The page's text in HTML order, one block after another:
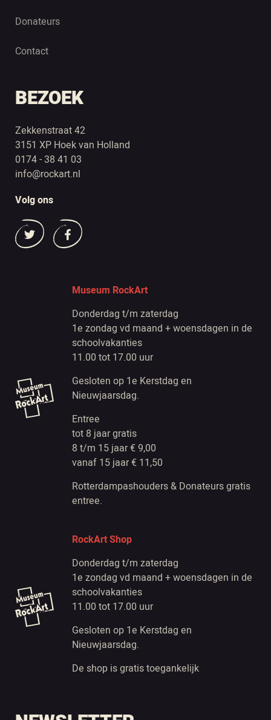
Donateurs
Contact
BEZOEK
Zekkenstraat 42
3151 XP Hoek van Holland
0174 - 38 41 03
info@rockart.nl
Volg ons
Museum RockArt
Donderdag t/m zaterdag
1e zondag vd maand + woensdagen in de
schoolvakanties
11.00 tot 17.00 uur
Gesloten op 1e Kerstdag en
Nieuwjaarsdag.
Entree
tot 8 jaar gratis
8 t/m 15 jaar € 9,00
vanaf 15 jaar € 11,50
Rotterdampashouders & Donateurs gratis
entree.
RockArt Shop
Donderdag t/m zaterdag
1e zondag vd maand + woensdagen in de
schoolvakanties
11.00 tot 17.00 uur
Gesloten op 1e Kerstdag en
Nieuwjaarsdag.
De shop is gratis toegankelijk